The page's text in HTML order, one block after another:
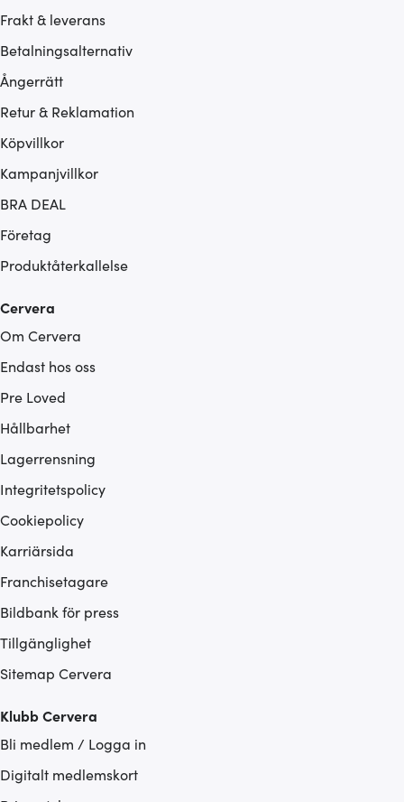
Frakt & leverans
Betalningsalternativ
Ångerrätt
Retur & Reklamation
Köpvillkor
Kampanjvillkor
BRA DEAL
Företag
Produktåterkallelse
Cervera
Om Cervera
Endast hos oss
Pre Loved
Hållbarhet
Lagerrensning
Integritetspolicy
Cookiepolicy
Karriärsida
Franchisetagare
Bildbank för press
Tillgänglighet
Sitemap Cervera
Klubb Cervera
Bli medlem / Logga in
Digitalt medlemskort